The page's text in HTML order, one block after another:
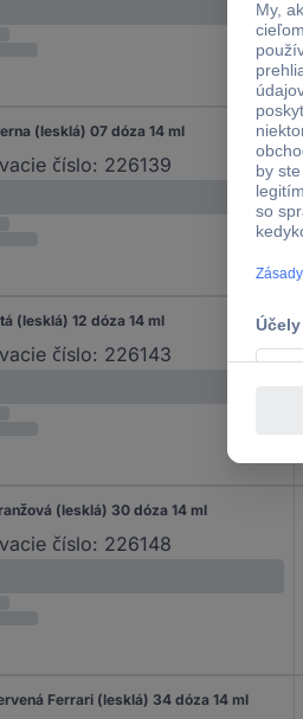
(lesklá) 07 dóza 14 ml
číslo: 226139
(lesklá) 12 dóza 14 ml
číslo: 226143
(lesklá) 30 dóza 14 ml
číslo: 226148
Ferrari (lesklá) 34 dóza 14 ml